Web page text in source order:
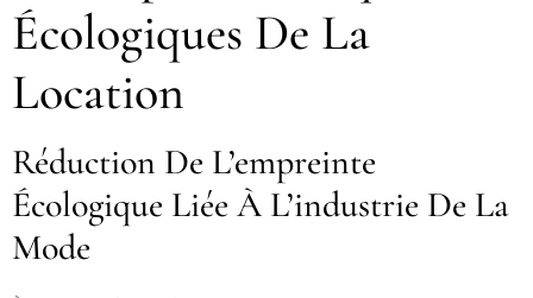
Écologiques De La
Location
Réduction De L’empreinte
Écologique Liée À L’industrie De La
Mode